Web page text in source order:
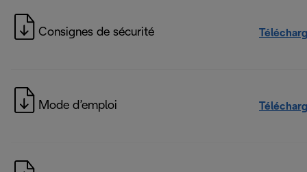
Consignes de sécurité
Mode d’emploi